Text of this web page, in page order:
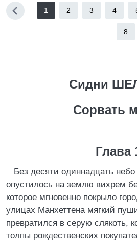
1 2 3 4
8
Сидни
Сорвать
Глава
Без десяти одиннадцать
опустилось на землю вихрем
которое мгновенно покрыло
улицах Манхеттена мягкий
превратился в серую слякоть,
толпы рождественских